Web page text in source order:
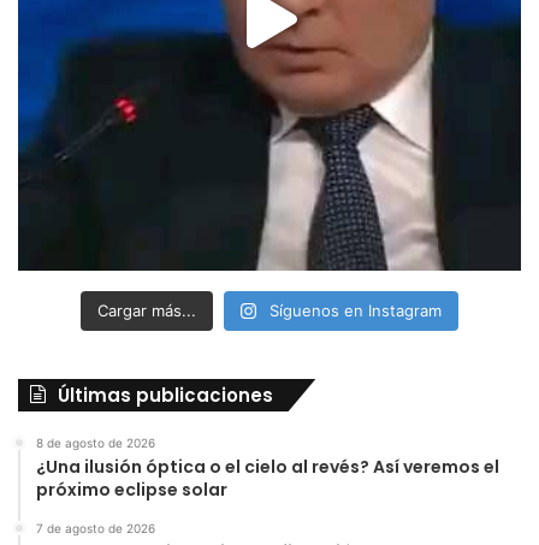
Cargar más... Síguenos en Instagram
Últimas publicaciones
8 de agosto de 2026
¿Una ilusión óptica o el cielo al revés? Así veremos el
próximo eclipse solar
7 de agosto de 2026